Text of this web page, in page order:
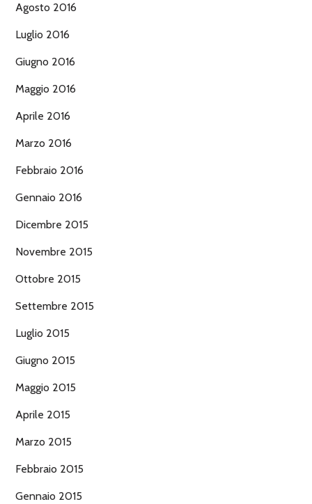
Agosto 2016
Luglio 2016
Giugno 2016
Maggio 2016
Aprile 2016
Marzo 2016
Febbraio 2016
Gennaio 2016
Dicembre 2015
Novembre 2015
Ottobre 2015
Settembre 2015
Luglio 2015
Giugno 2015
Maggio 2015
Aprile 2015
Marzo 2015
Febbraio 2015
Gennaio 2015